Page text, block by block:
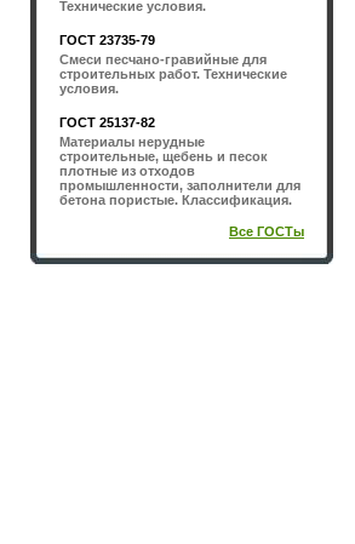
Технические условия.
ГОСТ 23735-79
Смеси песчано-гравийные для
строительных работ. Технические
условия.
ГОСТ 25137-82
Материалы нерудные
строительные, щебень и песок
плотные из отходов
промышленности, заполнители для
бетона пористые. Классификация.
Все ГОСТы